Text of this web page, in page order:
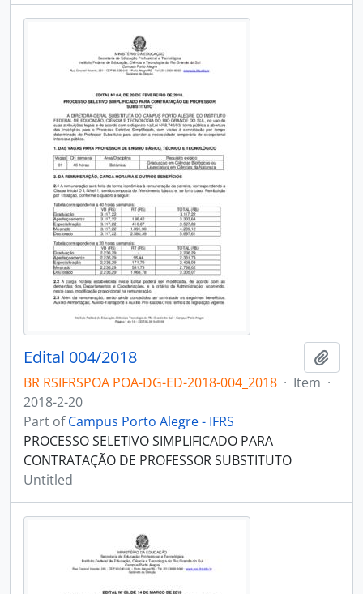
Edital 004/2018
BR RSIFRSPOA POA-DG-ED-2018-004_2018 · Item ·
2018-2-20
Part ofCampus Porto Alegre - IFRS
PROCESSO SELETIVO SIMPLIFICADO PARA
CONTRATAÇÃO DE PROFESSOR SUBSTITUTO
Untitled